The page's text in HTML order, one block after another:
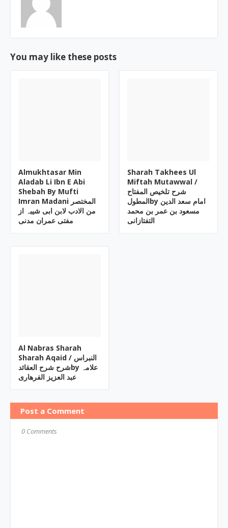
You may like these posts
Almukhtasar Min
Aladab Li Ibn E Abi
Shebah By Mufti
Imran Madani المختصر
من الادب لابن ابی شیبہ از
مفتی عمران مدنی
Sharah Takhees Ul
Miftah Mutawwal /
شرح تلخیص المفتاح
المطولby امام سعد الدین
مسعود بن عمر بن محمد
التفتازانی
Al Nabras Sharah
Sharah Aqaid ‎/ النبراس
شرح شرح العقائدby ‎علامہ
عبد العزیز الفرھاری
Post a Comment
0 Comments